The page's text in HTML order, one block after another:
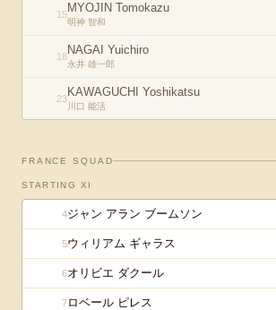
15MYOJIN Tomokazu
明神 智和
18NAGAI Yuichiro
永井 雄一郎
23KAWAGUCHI Yoshikatsu
川口 能活
FRANCE SQUAD
STARTING XI
4ジャン アラン ブームソン
5ウィリアム ギャラス
6オリビエ ダクール
7ロベール ピレス